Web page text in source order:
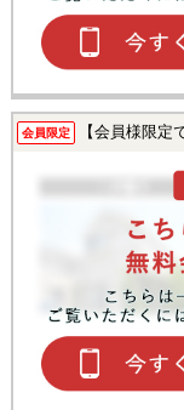
会員限定 【会員様限定